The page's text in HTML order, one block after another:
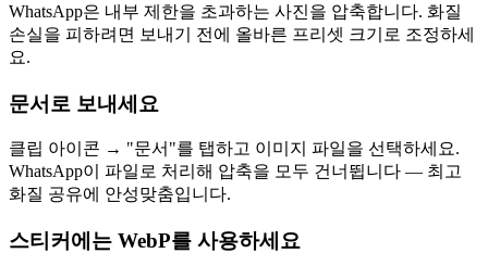
WhatsApp은 내부 제한을 초과하는 사진을 압축합니다. 화질
손실을 피하려면 보내기 전에 올바른 프리셋 크기로 조정하세
요.
문서로 보내세요
클립 아이콘 → "문서"를 탭하고 이미지 파일을 선택하세요.
WhatsApp이 파일로 처리해 압축을 모두 건너뜁니다 — 최고
화질 공유에 안성맞춤입니다.
스티커에는 WebP를 사용하세요